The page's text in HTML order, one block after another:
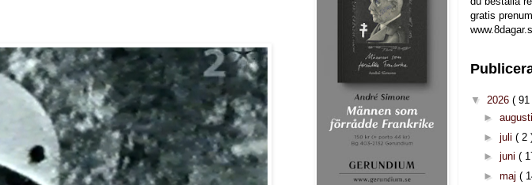
gratis
▼ 2026 ( 91
►
► juli ( 2
► juni (
► maj (